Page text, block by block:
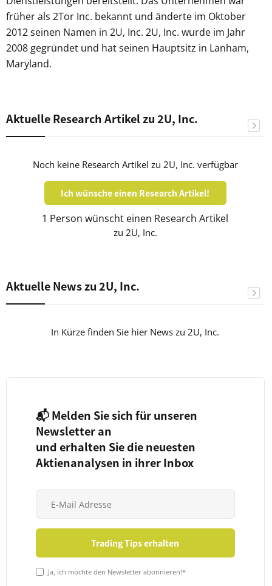
früher als 2Tor Inc. bekannt und änderte im Oktober
2012 seinen Namen in 2U, Inc. 2U, Inc. wurde im Jahr
2008 gegründet und hat seinen Hauptsitz in Lanham,
Maryland.
Aktuelle Research Artikel zu 2U, Inc.
Noch keine Research Artikel zu 2U, Inc. verfügbar
Ich wünsche einen Research Artikel!
1 Person wünscht einen Research Artikel
zu 2U, Inc.
Aktuelle News zu 2U, Inc.
In Kürze finden Sie hier News zu 2U, Inc.
📬 Melden Sie sich für unseren
Newsletter an
und erhalten Sie die neuesten
Aktienanalysen in ihrer Inbox
Ja, ich möchte den Newsletter abonnieren!*